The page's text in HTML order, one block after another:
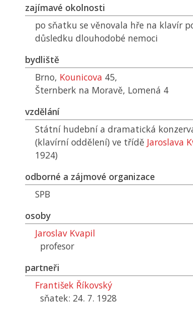
zajímavé okolnosti
po sňatku se věnovala hře na klavír
důsledku dlouhodobé nemoci
bydliště
Brno, Kounicova 45,
Šternberk na Moravě, Lomená 4
vzdělání
Státní hudební a dramatická
(klavírní oddělení) ve třídě Jaroslava
1924)
odborné a zájmové organizace
SPB
osoby
Jaroslav Kvapil
profesor
partneři
František Říkovský
sňatek: 24. 7. 1928